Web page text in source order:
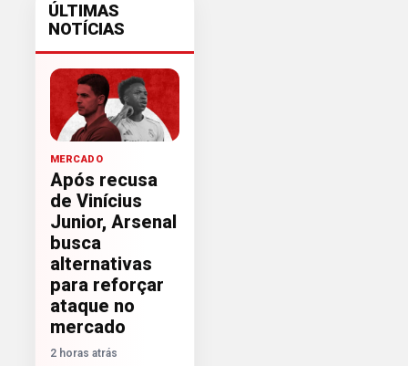
ÚLTIMAS
NOTÍCIAS
MERCADO
Após recusa
de Vinícius
Junior, Arsenal
busca
alternativas
para reforçar
ataque no
mercado
2 horas atrás